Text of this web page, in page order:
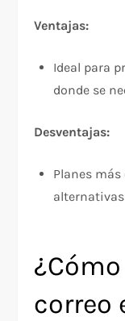
Ventajas:
Ideal para
donde se
Desventajas:
Planes
correo